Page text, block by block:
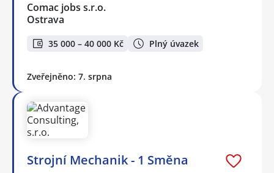
Comac jobs s.r.o.
Ostrava
35 000 – 40 000 Kč Plný úvazek
Zveřejněno: 7. srpna
Strojní Mechanik - 1 Směna